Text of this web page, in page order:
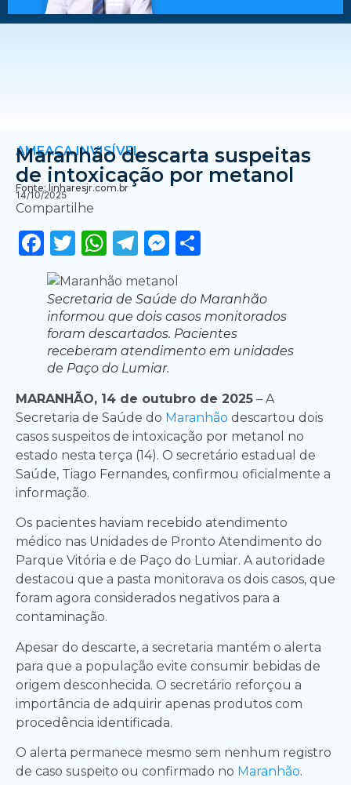
AMEAÇA INVISÍVEL
Maranhão descarta suspeitas
de intoxicação por metanol
Fonte: linharesjr.com.br
14/10/2025
Compartilhe
Facebook
Twitter
WhatsApp
Telegram
Messenger
Secretaria de Saúde do Maranhão
informou que dois casos monitorados
foram descartados. Pacientes
receberam atendimento em unidades
de Paço do Lumiar.
MARANHÃO, 14 de outubro de 2025 – A
Secretaria de Saúde do Maranhão descartou dois
casos suspeitos de intoxicação por metanol no
estado nesta terça (14). O secretário estadual de
Saúde, Tiago Fernandes, confirmou oficialmente a
informação.
Os pacientes haviam recebido atendimento
médico nas Unidades de Pronto Atendimento do
Parque Vitória e de Paço do Lumiar. A autoridade
destacou que a pasta monitorava os dois casos, que
foram agora considerados negativos para a
contaminação.
Apesar do descarte, a secretaria mantém o alerta
para que a população evite consumir bebidas de
origem desconhecida. O secretário reforçou a
importância de adquirir apenas produtos com
procedência identificada.
O alerta permanece mesmo sem nenhum registro
de caso suspeito ou confirmado no Maranhão.